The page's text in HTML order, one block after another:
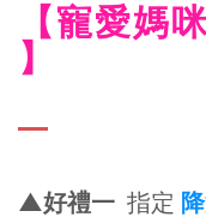
【寵愛媽
】
▲好禮一 指定